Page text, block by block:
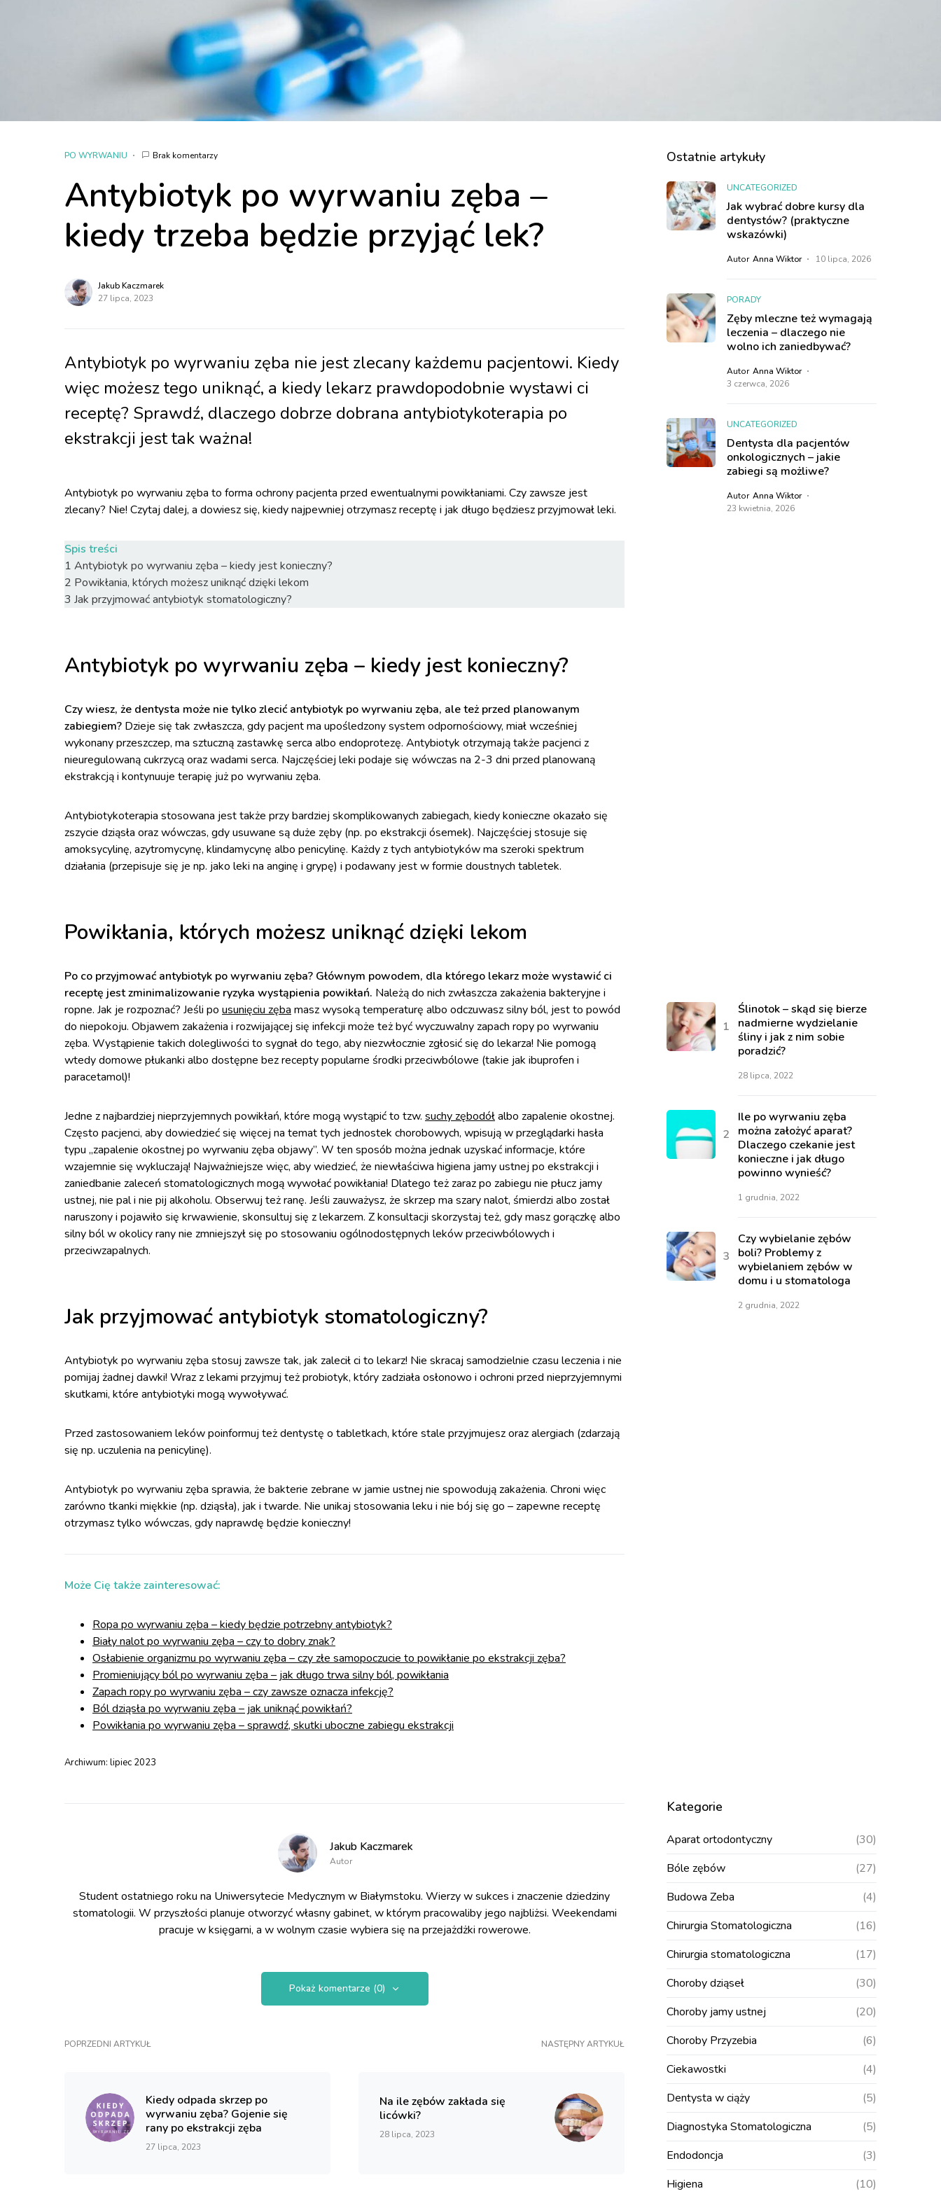
PO WYRWANIU Brak komentarzy
Antybiotyk po wyrwaniu zęba –
kiedy trzeba będzie przyjąć lek?
Jakub Kaczmarek
27 lipca, 2023
Antybiotyk po wyrwaniu zęba nie jest zlecany każdemu pacjentowi. Kiedy
więc możesz tego uniknąć, a kiedy lekarz prawdopodobnie wystawi ci
receptę? Sprawdź, dlaczego dobrze dobrana antybiotykoterapia po
ekstrakcji jest tak ważna!
Antybiotyk po wyrwaniu zęba to forma ochrony pacjenta przed ewentualnymi powikłaniami. Czy zawsze jest
zlecany? Nie! Czytaj dalej, a dowiesz się, kiedy najpewniej otrzymasz receptę i jak długo będziesz przyjmował leki.
Spis treści
1 Antybiotyk po wyrwaniu zęba – kiedy jest konieczny?
2 Powikłania, których możesz uniknąć dzięki lekom
3 Jak przyjmować antybiotyk stomatologiczny?
Antybiotyk po wyrwaniu zęba – kiedy jest konieczny?
Czy wiesz, że dentysta może nie tylko zlecić antybiotyk po wyrwaniu zęba, ale też przed planowanym
zabiegiem? Dzieje się tak zwłaszcza, gdy pacjent ma upośledzony system odpornościowy, miał wcześniej
wykonany przeszczep, ma sztuczną zastawkę serca albo endoprotezę. Antybiotyk otrzymają także pacjenci z
nieuregulowaną cukrzycą oraz wadami serca. Najczęściej leki podaje się wówczas na 2-3 dni przed planowaną
ekstrakcją i kontynuuje terapię już po wyrwaniu zęba.
Antybiotykoterapia stosowana jest także przy bardziej skomplikowanych zabiegach, kiedy konieczne okazało się
zszycie dziąsła oraz wówczas, gdy usuwane są duże zęby (np. po ekstrakcji ósemek). Najczęściej stosuje się
amoksycylinę, azytromycynę, klindamycynę albo penicylinę. Każdy z tych antybiotyków ma szeroki spektrum
działania (przepisuje się je np. jako leki na anginę i grypę) i podawany jest w formie doustnych tabletek.
Powikłania, których możesz uniknąć dzięki lekom
Po co przyjmować antybiotyk po wyrwaniu zęba? Głównym powodem, dla którego lekarz może wystawić ci
receptę jest zminimalizowanie ryzyka wystąpienia powikłań. Należą do nich zwłaszcza zakażenia bakteryjne i
ropne. Jak je rozpoznać? Jeśli po usunięciu zęba masz wysoką temperaturę albo odczuwasz silny ból, jest to powód
do niepokoju. Objawem zakażenia i rozwijającej się infekcji może też być wyczuwalny zapach ropy po wyrwaniu
zęba. Wystąpienie takich dolegliwości to sygnał do tego, aby niezwłocznie zgłosić się do lekarza! Nie pomogą
wtedy domowe płukanki albo dostępne bez recepty popularne środki przeciwbólowe (takie jak ibuprofen i
paracetamol)!
Jedne z najbardziej nieprzyjemnych powikłań, które mogą wystąpić to tzw. suchy zębodółalbo zapalenie okostnej.
Często pacjenci, aby dowiedzieć się więcej na temat tych jednostek chorobowych, wpisują w przeglądarki hasła
typu „zapalenie okostnej po wyrwaniu zęba objawy”. W ten sposób można jednak uzyskać informacje, które
wzajemnie się wykluczają! Najważniejsze więc, aby wiedzieć, że niewłaściwa higiena jamy ustnej po ekstrakcji i
zaniedbanie zaleceń stomatologicznych mogą wywołać powikłania! Dlatego też zaraz po zabiegu nie płucz jamy
ustnej, nie pal i nie pij alkoholu. Obserwuj też ranę. Jeśli zauważysz, że skrzep ma szary nalot, śmierdzi albo został
naruszony i pojawiło się krwawienie, skonsultuj się z lekarzem. Z konsultacji skorzystaj też, gdy masz gorączkę albo
silny ból w okolicy rany nie zmniejszył się po stosowaniu ogólnodostępnych leków przeciwbólowych i
przeciwzapalnych.
Jak przyjmować antybiotyk stomatologiczny?
Antybiotyk po wyrwaniu zęba stosuj zawsze tak, jak zalecił ci to lekarz! Nie skracaj samodzielnie czasu leczenia i nie
pomijaj żadnej dawki! Wraz z lekami przyjmuj też probiotyk, który zadziała osłonowo i ochroni przed nieprzyjemnymi
skutkami, które antybiotyki mogą wywoływać.
Przed zastosowaniem leków poinformuj też dentystę o tabletkach, które stale przyjmujesz oraz alergiach (zdarzają
się np. uczulenia na penicylinę).
Antybiotyk po wyrwaniu zęba sprawia, że bakterie zebrane w jamie ustnej nie spowodują zakażenia. Chroni więc
zarówno tkanki miękkie (np. dziąsła), jak i twarde. Nie unikaj stosowania leku i nie bój się go – zapewne receptę
otrzymasz tylko wówczas, gdy naprawdę będzie konieczny!
Może Cię także zainteresować:
Ropa po wyrwaniu zęba – kiedy będzie potrzebny antybiotyk?
Biały nalot po wyrwaniu zęba – czy to dobry znak?
Osłabienie organizmu po wyrwaniu zęba – czy złe samopoczucie to powikłanie po ekstrakcji zęba?
Promieniujący ból po wyrwaniu zęba – jak długo trwa silny ból, powikłania
Zapach ropy po wyrwaniu zęba – czy zawsze oznacza infekcję?
Ból dziąsła po wyrwaniu zęba – jak uniknąć powikłań?
Powikłania po wyrwaniu zęba – sprawdź, skutki uboczne zabiegu ekstrakcji
Archiwum: lipiec 2023
Jakub Kaczmarek
Autor
Student ostatniego roku na Uniwersytecie Medycznym w Białymstoku. Wierzy w sukces i znaczenie dziedziny
stomatologii. W przyszłości planuje otworzyć własny gabinet, w którym pracowaliby jego najbliżsi. Weekendami
pracuje w księgarni, a w wolnym czasie wybiera się na przejażdżki rowerowe.
Pokaż komentarze (0)
POPRZEDNI ARTYKUŁ
Kiedy odpada skrzep po
wyrwaniu zęba? Gojenie się
rany po ekstrakcji zęba
27 lipca, 2023
NASTĘPNY ARTYKUŁ
Na ile zębów zakłada się
licówki?
28 lipca, 2023
Ostatnie artykuły
UNCATEGORIZED
Jak wybrać dobre kursy dla
dentystów? (praktyczne
wskazówki)
Autor Anna Wiktor 10 lipca, 2026
PORADY
Zęby mleczne też wymagają
leczenia – dlaczego nie
wolno ich zaniedbywać?
Autor Anna Wiktor
3 czerwca, 2026
UNCATEGORIZED
Dentysta dla pacjentów
onkologicznych – jakie
zabiegi są możliwe?
Autor Anna Wiktor
23 kwietnia, 2026
Ślinotok – skąd się bierze
nadmierne wydzielanie
śliny i jak z nim sobie
poradzić?
28 lipca, 2022
Ile po wyrwaniu zęba
można założyć aparat?
Dlaczego czekanie jest
konieczne i jak długo
powinno wynieść?
1 grudnia, 2022
Czy wybielanie zębów
boli? Problemy z
wybielaniem zębów w
domu i u stomatologa
2 grudnia, 2022
Kategorie
Aparat ortodontyczny
(30)
Bóle zębów
(27)
Budowa Zeba
(4)
Chirurgia Stomatologiczna
(16)
Chirurgia stomatologiczna
(17)
Choroby dziąseł
(30)
Choroby jamy ustnej
(20)
Choroby Przyzebia
(6)
Ciekawostki
(4)
Dentysta w ciąży
(5)
Diagnostyka Stomatologiczna
(5)
Endodoncja
(3)
Higiena
(10)